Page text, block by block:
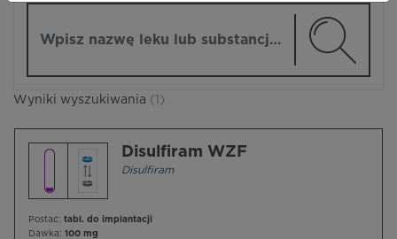
Wyniki wyszukiwania (1)
Disulfiram WZF
Disulfiram
Postać: tabl. do implantacji
Dawka: 100 mg